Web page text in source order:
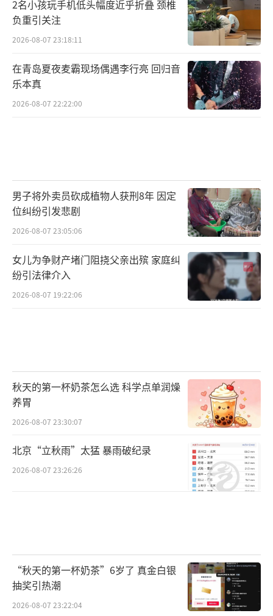
2名小孩玩手机低头幅度近乎折叠 颈椎
负重引关注
2026-08-07 23:18:11
在青岛夏夜麦霸现场偶遇李行亮 回归音
乐本真
2026-08-07 22:22:00
男子将外卖员砍成植物人获刑8年 因定
位纠纷引发悲剧
2026-08-07 23:05:06
女儿为争财产堵门阻挠父亲出殡 家庭纠
纷引法律介入
2026-08-07 19:22:06
秋天的第一杯奶茶怎么选 科学点单润燥
养胃
2026-08-07 23:30:07
北京“立秋雨”太猛 暴雨破纪录
2026-08-07 23:26:26
“秋天的第一杯奶茶”6岁了 真金白银
抽奖引热潮
2026-08-07 23:22:04